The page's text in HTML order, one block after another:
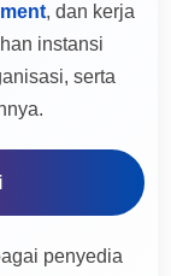
, dan kerja
instansi
serta
penyedia